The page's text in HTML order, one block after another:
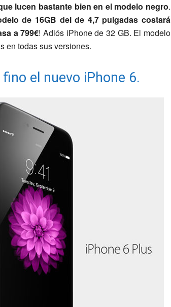
lucen bastante bien en el modelo negro.
de 16GB del de 4,7 pulgadas costará
a 799€! Adiós iPhone de 32 GB. El modelo
en todas sus versiones.
el nuevo iPhone 6.